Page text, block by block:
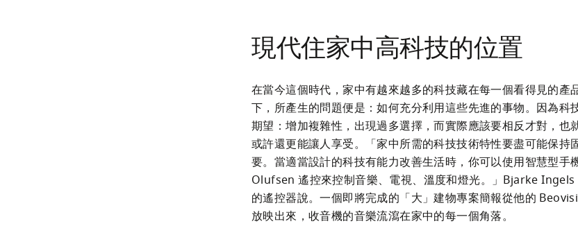
現代住家中高科技的位置
在當今這個時代，家中有越來越多的科技藏在每一個看得見的產
下，所產生的問題便是：如何充分利用這些先進的事物。因為科
期望：增加複雜性，出現過多選擇，而實際應該要相反才對，也
或許還更能讓人享受。「家中所需的科技技術特性要盡可能保持
要。當適當設計的科技有能力改善生活時，你可以使用智慧型手
Olufsen 遙控來控制音樂、電視、溫度和燈光。」Bjarke Ingels
的遙控器說。一個即將完成的「大」建物專案簡報從他的
放映出來，收音機的音樂流瀉在家中的每一個角落。